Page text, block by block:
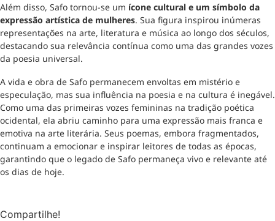
Além disso, Safo tornou-se um ícone cultural e um símbolo da
expressão artística de mulheres. Sua figura inspirou inúmeras
representações na arte, literatura e música ao longo dos séculos,
destacando sua relevância contínua como uma das grandes vozes
da poesia universal.
A vida e obra de Safo permanecem envoltas em mistério e
especulação, mas sua influência na poesia e na cultura é inegável.
Como uma das primeiras vozes femininas na tradição poética
ocidental, ela abriu caminho para uma expressão mais franca e
emotiva na arte literária. Seus poemas, embora fragmentados,
continuam a emocionar e inspirar leitores de todas as épocas,
garantindo que o legado de Safo permaneça vivo e relevante até
os dias de hoje.
Compartilhe!